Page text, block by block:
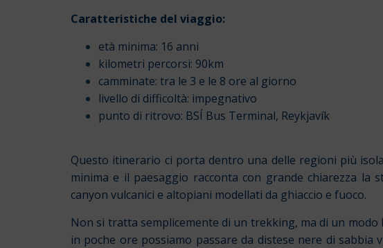
Caratteristiche del viaggio:
età minima: 16 anni
kilometri percorsi: 90km
camminate: tra le 3 e le 8 ore al giorno
livello di difficoltà: impegnativo
punto di ritrovo: BSÍ Bus Terminal, Reykjavík
Questo itinerario ci porta dentro una delle regioni più
minima e il paesaggio racconta con grande chiarezza la
canyon vulcanici e altopiani modellati da ghiaccio e fuoco.
Non si tratta semplicemente di un trekking, ma di un
in poche ore possiamo passare da distese nere di